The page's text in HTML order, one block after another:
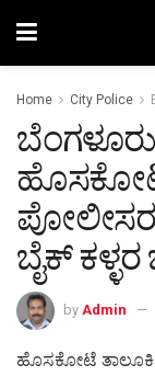
Home City Police
ಪೋಲೀಸರ
ಬೈಕ್
by Admin
ಹೊಸಕೋಟೆ